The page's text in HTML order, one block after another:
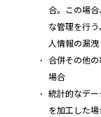
合。この場
な管理を行
人情報の漏洩
合併その他
場合
統計的なデ
を加工した場